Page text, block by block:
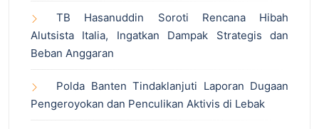
TB Hasanuddin Soroti Rencana Hibah
Alutsista Italia, Ingatkan Dampak Strategis dan
Beban Anggaran
Polda Banten Tindaklanjuti Laporan Dugaan
Pengeroyokan dan Penculikan Aktivis di Lebak